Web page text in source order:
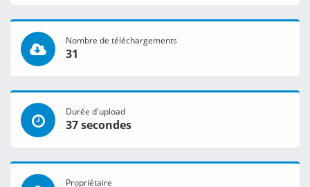
Nombre de téléchargements
31
Durée d'upload
37 secondes
Propriétaire